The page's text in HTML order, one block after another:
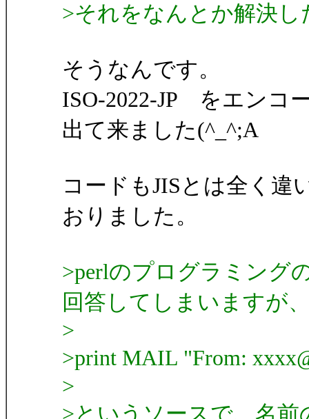
>それをなんとか解決
そうなんです。
ISO-2022-JP をエンコ
出て来ました(^_^;A
コードもJISとは全く違
おりました。
>perlのプログラミング
回答してしまいますが
>
>print MAIL "From:
>
>というソースで、名